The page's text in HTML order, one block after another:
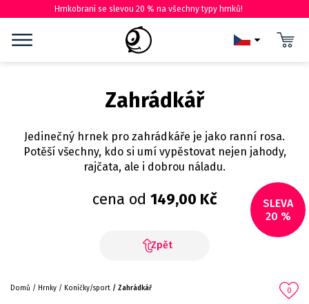
Hrnkobraní se slevou 20 % na všechny typy hrnků!
Zahrádkář
SLEVA
20 %
Jedinečný hrnek pro zahrádkáře je jako ranní rosa.
Potěší všechny, kdo si umí vypěstovat nejen jahody,
rajčata, ale i dobrou náladu.
cena od 149,00 Kč
Zpět
0
Domů Hrnky Koníčky/sport Zahrádkář